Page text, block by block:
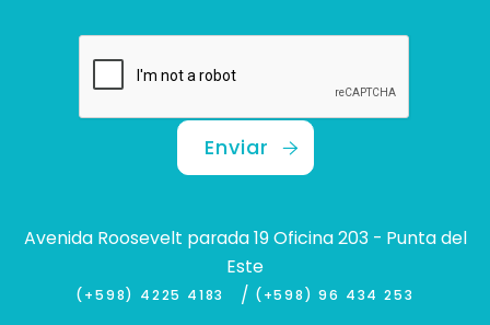
Enviar
Avenida Roosevelt parada 19 Oficina 203 - Punta del
Este
(+598) 4225 4183 / (+598) 96 434 253